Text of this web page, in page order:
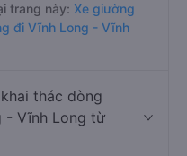
trang này: Xe giường
đi Vĩnh Long - Vĩnh
thác dòng
- Vĩnh Long từ